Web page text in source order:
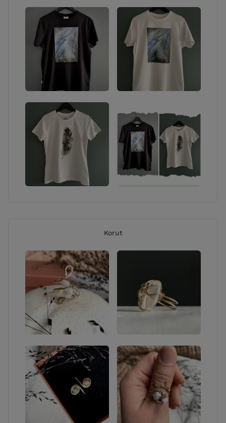
TILAUSTEOKSET
Sinun toiveidesi pohjalta toteutettu taideteos minun
tekniikoitteni puitteissa (ei potretteja tai
fotorealismia). Tekniikkana akvarelli, sekatekniikka
tai akryylimaalaus. Teos voidaan tehdä esim.
paperille tai kankaalle. Mielelläni kuulen kaikenlaisia
toiveita ja hullumpiakin ideoita, katsotaan yhdessä
mihin päädytään! Halutessasi voin toteuttaa
maalauksen myös hyvin intuitiivisesti sinun
energiaasi tai toivomaasi tunnelmaa näkyväksi
maalaten. Ennakkomaksu 1/3 teoksen hinnasta.
Maalaan myös erilaisia taidetekstiileitä esim. t-
paitoja, farkkuja tai vaikka sisustustekstiileitä. Ota
tekstiilit.
YHTEYSTIEDOT:
Puhelin:0445052985
Sähköposti:jenna.remes.artsandcrafts@gmail.com
IG: @jennaremes_artsandcrafts / @jennaremes_art,
FB: Jenna Remes arts & crafts, YouTube: Jenna
Remes arts & crafts
Y-tunnus: 2558581-8
Korut